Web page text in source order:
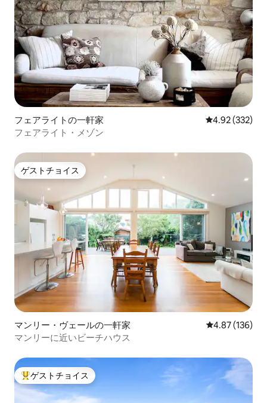
フェアライトの一軒家 レビュー332
4.92 (332)
フェアライト・メゾン
ゲストチョイス
ゲストチョイス
マンリー・ヴェールの一軒家 レビュー136
4.87 (136)
マンリーに近いビーチハウス
大好評のゲストチョイスです。
ゲストチョイス